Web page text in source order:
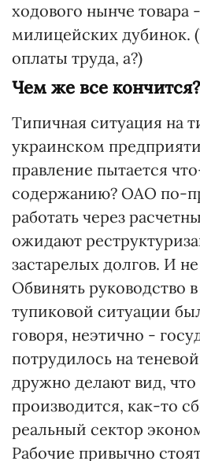
ходового нынче товара
милицейских дубинок.
оплаты труда, а?)
Чем же все кончится?
Типичная ситуация на
украинском
правление пытается
содержанию? ОАО по-
работать через
ожидают
застарелых долгов. И
Обвинять руководство
тупиковой ситуации
говоря, неэтично -
потрудилось на
дружно делают вид,
производится, как-то
реальный сектор
Рабочие привычно